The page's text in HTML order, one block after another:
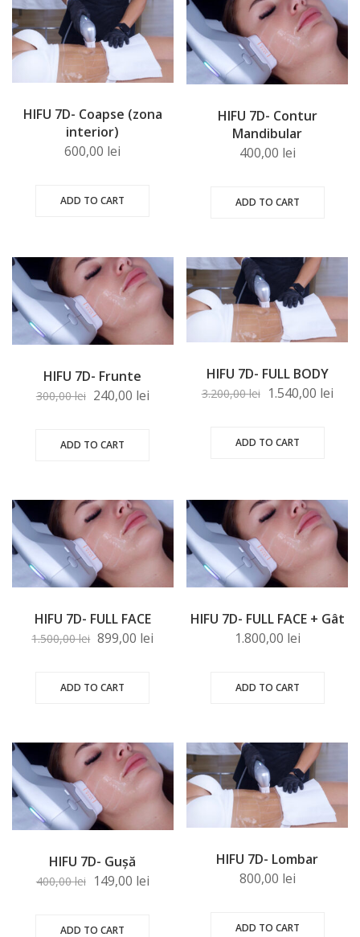
HIFU 7D- Coapse (zona
interior)
600,00 lei
ADD TO CART
HIFU 7D- Contur
Mandibular
400,00 lei
ADD TO CART
HIFU 7D- Frunte
300,00lei 240,00 lei
ADD TO CART
HIFU 7D- FULL BODY
3.200,00lei 1.540,00 lei
ADD TO CART
HIFU 7D- FULL FACE
1.500,00lei 899,00 lei
ADD TO CART
HIFU 7D- FULL FACE + Gât
1.800,00 lei
ADD TO CART
HIFU 7D- Gușă
400,00lei 149,00 lei
ADD TO CART
HIFU 7D- Lombar
800,00 lei
ADD TO CART